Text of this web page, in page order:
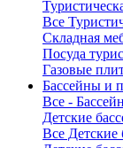
Все
Складная
Посуда
Газовые
Бассейны и
Все -
Детские
Все Детские